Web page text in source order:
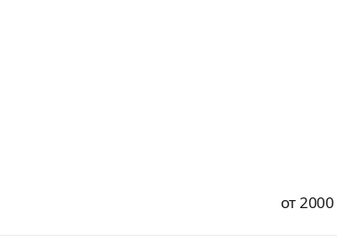
от 2000